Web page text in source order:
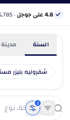
4.8 على جوجل · 5,785 مراجعة
السنة مدينة
شفروليه بليزر
2